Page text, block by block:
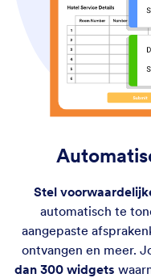
Stel
automatisch te
aangepaste
ontvangen en meer.
dan 300 widgets